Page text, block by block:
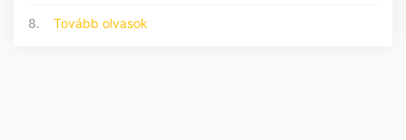
8. Tovább olvasok